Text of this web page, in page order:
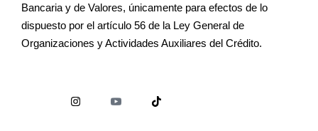
Bancaria y de Valores, únicamente para efectos de lo
dispuesto por el artículo 56 de la Ley General de
Organizaciones y Actividades Auxiliares del Crédito.